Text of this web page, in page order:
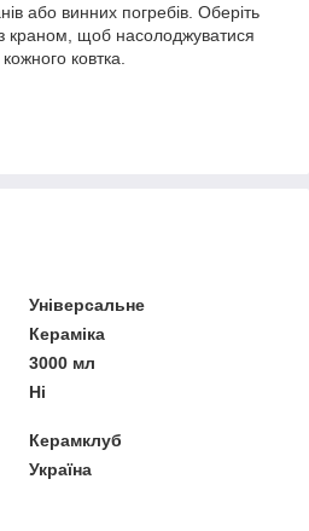
або винних погребів. Оберіть
краном, щоб насолоджуватися
ковтка.
Універсальне
Кераміка
3000 мл
Ні
Керамклуб
Україна